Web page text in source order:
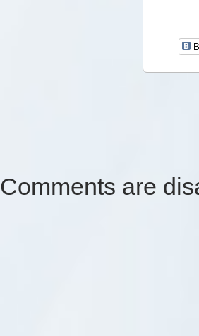
Comments are